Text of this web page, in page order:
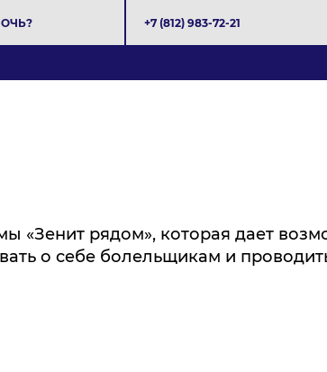
+7 (812) 983-72-21
«Зенит рядом», которая дает
о себе болельщикам и